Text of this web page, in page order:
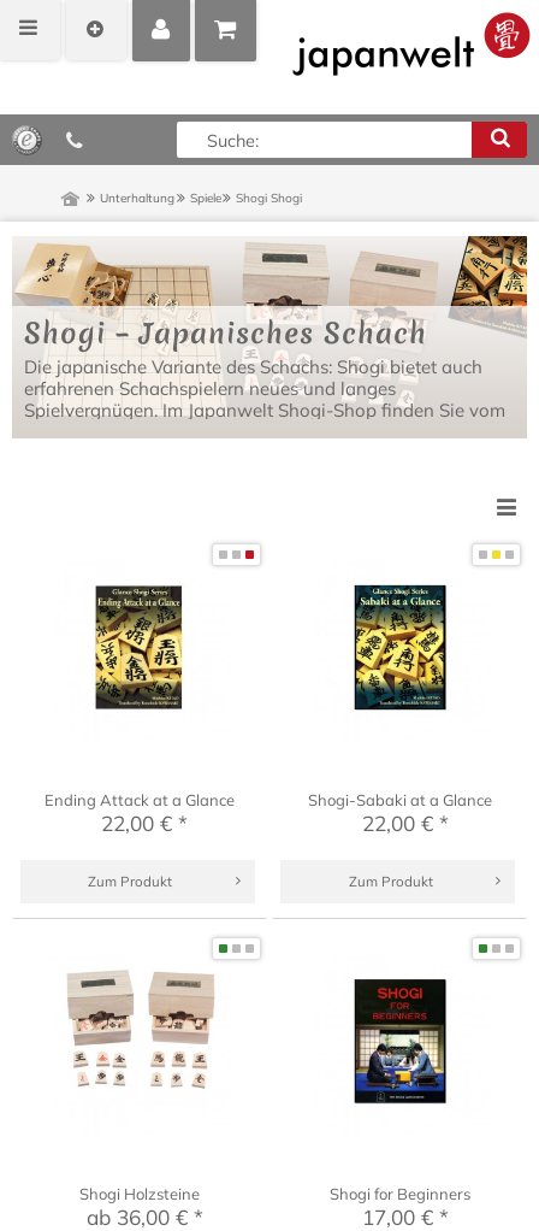
MEIN
POSITIONEN
ANZEIGEN
0,00 €*
Unterhaltung Spiele ShogiShogi
Shogi – Japanisches Schach
Die japanische Variante des Schachs: Shogi bietet auch
erfahrenen Schachspielern neues und langes
Spielvergnügen. Im Japanwelt Shogi-Shop finden Sie vom
Ending Attack at a Glance
22,00 € *
Zum Produkt
Shogi-Sabaki at a Glance
22,00 € *
Zum Produkt
Shogi Holzsteine
ab 36,00 € *
Shogi for Beginners
17,00 € *